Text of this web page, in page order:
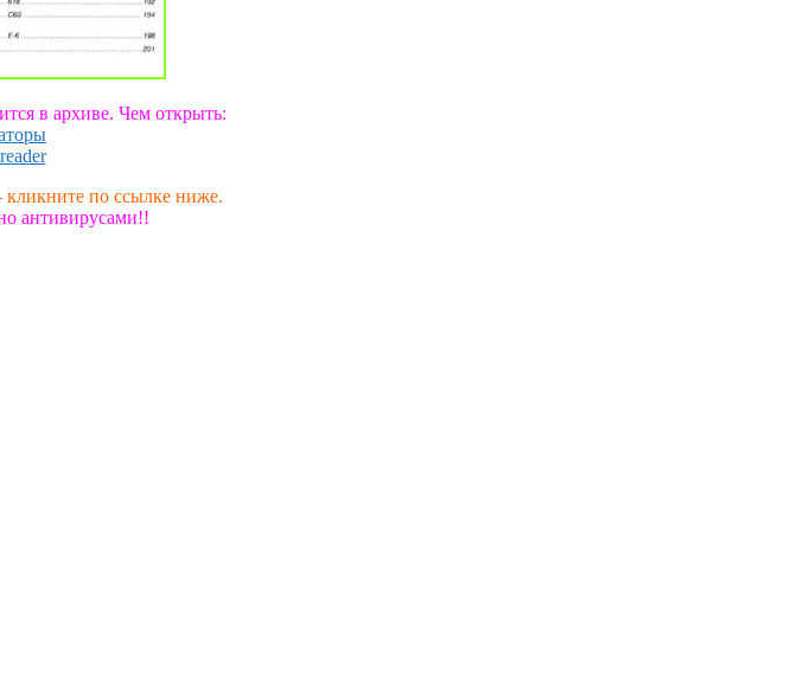
в архиве. Чем открыть:
кликните по ссылке ниже.
антивирусами!!